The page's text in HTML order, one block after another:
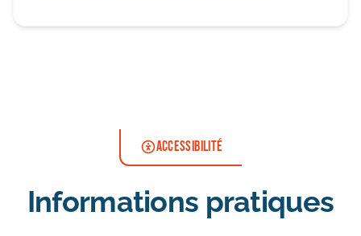
ACCESSIBILITÉ
Informations pratiques